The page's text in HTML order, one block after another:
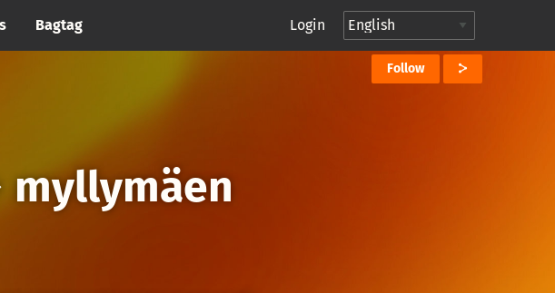
Bagtag Login
Follow
myllymäen